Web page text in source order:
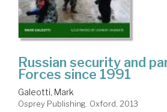
Russian security and
Forces since 1991
Galeotti, Mark
Osprey Publishing. Oxford, 2013